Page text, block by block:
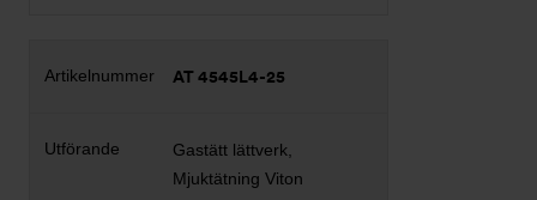
AT 4545L4-25
Gastätt lättverk,
Mjuktätning Viton